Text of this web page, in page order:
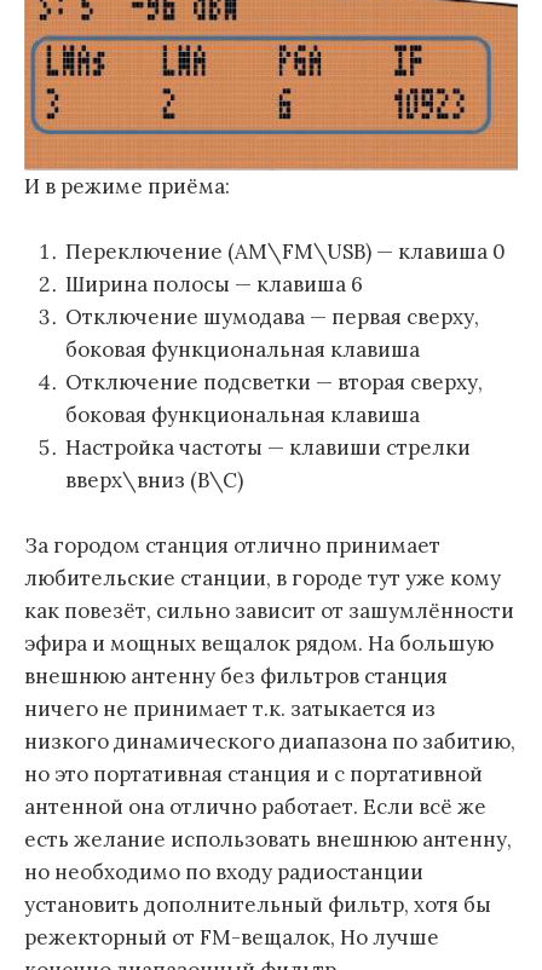
И в режиме приёма:
Переключение (AM\FM\USB) — клавиша 0
Ширина полосы — клавиша 6
Отключение шумодава — первая сверху,
боковая функциональная клавиша
Отключение подсветки — вторая сверху,
боковая функциональная клавиша
Настройка частоты — клавиши стрелки
вверх\вниз (B\C)
За городом станция отлично принимает
любительские станции, в городе тут уже кому
как повезёт, сильно зависит от зашумлённости
эфира и мощных вещалок рядом. На большую
внешнюю антенну без фильтров станция
ничего не принимает т.к. затыкается из
низкого динамического диапазона по забитию,
но это портативная станция и с портативной
антенной она отлично работает. Если всё же
есть желание использовать внешнюю антенну,
но необходимо по входу радиостанции
установить дополнительный фильтр, хотя бы
режекторный от FM-вещалок, Но лучше